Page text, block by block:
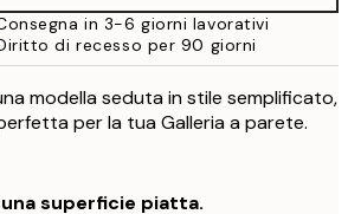
in 3-6 giorni lavorativi
di recesso per 90 giorni
modella seduta in stile semplificato,
per la tua Galleria a parete.
superficie piatta.